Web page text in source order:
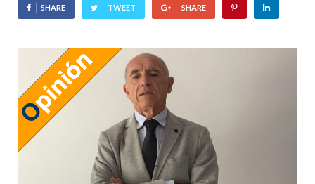
SHARE TWEET SHARE